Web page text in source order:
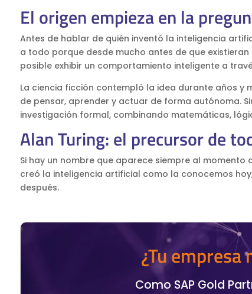
El origen empieza en la
Antes de hablar de quién inventó la inteligencia
a todo porque desde mucho antes de que
posible exhibir un comportamiento inteligente a
La ciencia ficción contempló la idea durante años
de pensar, aprender y actuar de forma autónoma.
investigación formal, combinando matemáticas,
Alan Turing: el precursor de
Si hay un nombre que aparece siempre al momento
creó la inteligencia artificial como la conocemos
después.
¿Tu empresa
Como SAP Gold